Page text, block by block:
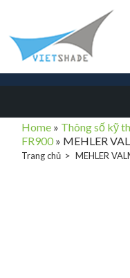
Home » Thông số kỹ
FR900 » MEHLER
Trang chủ MEHLER